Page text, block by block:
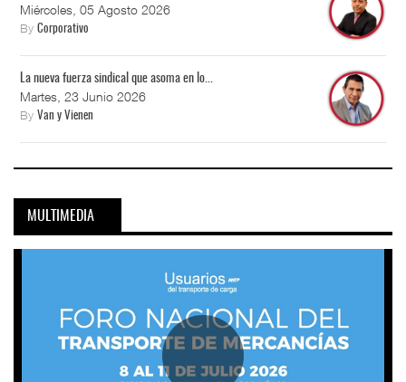
Miércoles, 05 Agosto 2026
By Corporativo
La nueva fuerza sindical que asoma en lo...
Martes, 23 Junio 2026
By Van y Vienen
MULTIMEDIA